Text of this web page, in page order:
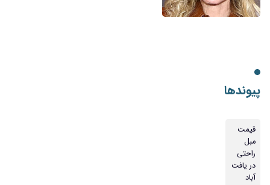
پیوندها
قیمت
مبل
راحتی
در یافت
آباد